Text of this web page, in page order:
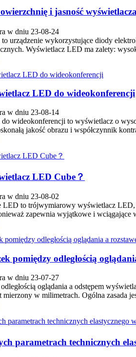
i jasność
w dniu 23-08-24
urządzenie wykorzystujące diody
Wyświetlacz LED ma zalety:
LED do wideokonferencji
w dniu 23-08-14
wideokonferencji to wyświetlacz o
jakość obrazu i współczynnik
LED Cube？
w dniu 23-08-02
LED to trójwymiarowy wyświetlacz LED,
zapewnia wyjątkowe i wciągające
pomiędzy odległością
w dniu 23-07-27
oglądania a odstępem
w milimetrach. Ogólna zasada
parametrach technicznych